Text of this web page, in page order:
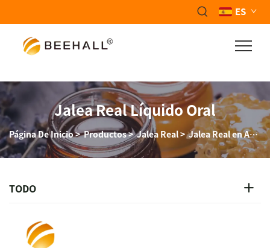
ES
Jalea Real Líquido Oral
Página De Inicio>Productos>Jalea Real>Jalea Real en Ampollas
TODO